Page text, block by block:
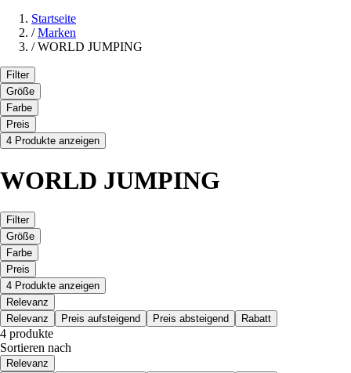
Startseite
/ Marken
/ WORLD JUMPING
Filter
Größe
Farbe
Preis
4 Produkte anzeigen
WORLD JUMPING
Filter
Größe
Farbe
Preis
4 Produkte anzeigen
Relevanz
Relevanz
Preis aufsteigend Preis absteigend Rabatt
4 produkte
Sortieren nach
Relevanz